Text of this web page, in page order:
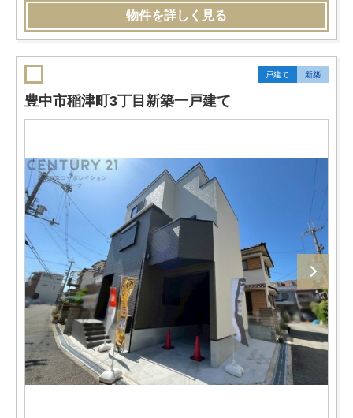
物件を詳しく見る
戸建て 新築
豊中市稲津町3丁目新築一戸建て